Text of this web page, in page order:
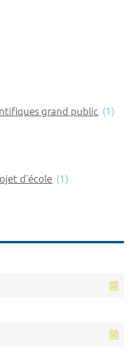
grand public (1)
d'école (1)